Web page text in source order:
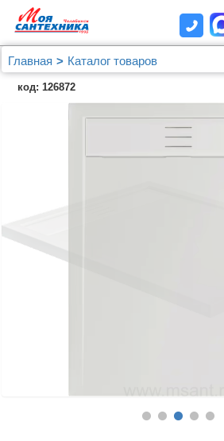
Главная
Каталог товаров
Душевые уголки, ограждения,
Душевые поддоны
код: 126872